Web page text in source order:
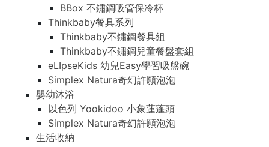
BBox 不鏽鋼吸管保冷杯
Thinkbaby餐具系列
Thinkbaby不鏽鋼餐具組
Thinkbaby不鏽鋼兒童餐盤套組
eLIpseKids 幼兒Easy學習吸盤碗
Simplex Natura奇幻許願泡泡
嬰幼沐浴
以色列 Yookidoo 小象蓮蓬頭
Simplex Natura奇幻許願泡泡
生活收納